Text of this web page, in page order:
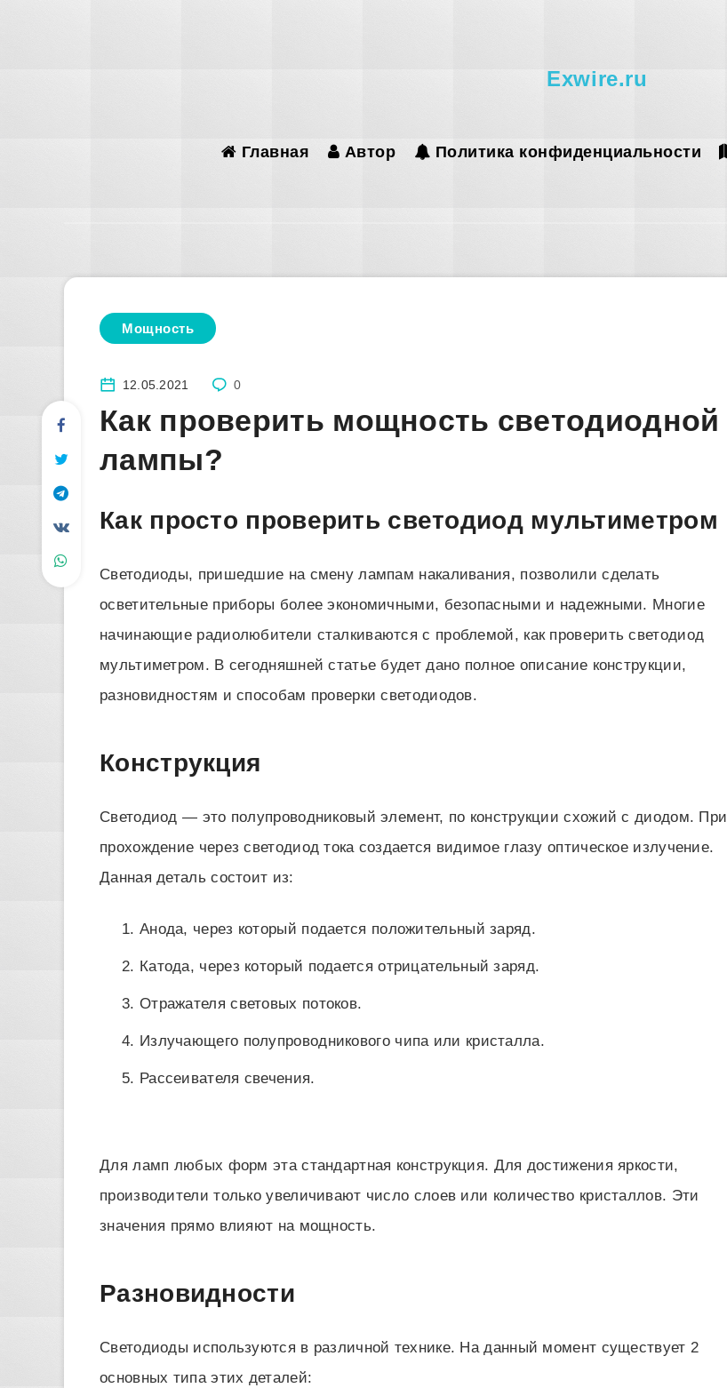
Exwire.ru
Главная Автор Политика конфиденциальности
Мощность
12.05.2021 0
Как проверить мощность светодиодной
лампы?
Как просто проверить светодиод мультиметром
Светодиоды, пришедшие на смену лампам накаливания, позволили сделать
осветительные приборы более экономичными, безопасными и надежными. Многие
начинающие радиолюбители сталкиваются с проблемой, как проверить светодиод
мультиметром. В сегодняшней статье будет дано полное описание конструкции,
разновидностям и способам проверки светодиодов.
Конструкция
Светодиод — это полупроводниковый элемент, по конструкции схожий с диодом. При
прохождение через светодиод тока создается видимое глазу оптическое излучение.
Данная деталь состоит из:
Анода, через который подается положительный заряд.
Катода, через который подается отрицательный заряд.
Отражателя световых потоков.
Излучающего полупроводникового чипа или кристалла.
Рассеивателя свечения.
Для ламп любых форм эта стандартная конструкция. Для достижения яркости,
производители только увеличивают число слоев или количество кристаллов. Эти
значения прямо влияют на мощность.
Разновидности
Светодиоды используются в различной технике. На данный момент существует 2
основных типа этих деталей: